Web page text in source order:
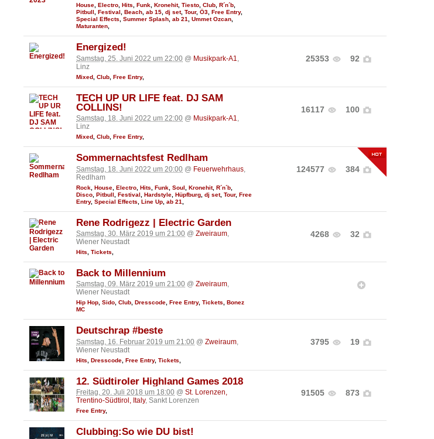
House, Electro, Hits, Funk, Kronehit, Tiesto, Club, R´n´b,
Pitbull , Festival , Beach, ab 15, dj set, Tour, Ö3, Free Entry,
Special Effects, Summer Splash, ab 21, Ummet Ozcan,
Maturanten,
25353 92
Energized!
Samstag, 25. Juni 2022 um 22:00 @ Musikpark-A1
Linz
Mixed Club Free Entry,
16117 100
TECH UP UR LIFE feat. DJ SAM
COLLINS!
Samstag, 18. Juni 2022 um 22:00 @ Musikpark-A1,
Linz
Mixed Club Free Entry,
124577 384
Sommernachtsfest Redlham
Samstag, 18. Juni 2022 um 20:00 @ Feuerwehrhaus
Redlham
Rock House Electro Hits Funk Soul Kronehit, R´n´b
Disco Pitbull Festival Hardstyle Hüpfburg dj set, Tour, Free
Entry, Special Effects Line Up ab 21
4268 32
Rene Rodrigezz | Electric Garden
Samstag, 30. März 2019 um 21:00 @ Zweiraum,
Wiener Neustadt
Hits Tickets
Back to Millennium
Samstag, 09. März 2019 um 21:00 @ Zweiraum,
Wiener Neustadt
Hip Hop, Sido, Club, Dresscode, Free Entry, Tickets, Bonez
MC
3795 19
Deutschrap #beste
Samstag, 16. Februar 2019 um 21:00 @ Zweiraum
Wiener Neustadt
Hits Dresscode Free Entry, Tickets
91505 873
12. Südtiroler Highland Games 2018
Freitag, 20. Juli 2018 um 18:00 @ St. Lorenzen,
Trentino-Südtirol, Italy, Sankt Lorenzen
Free Entry,
Clubbing:So wie DU bist!